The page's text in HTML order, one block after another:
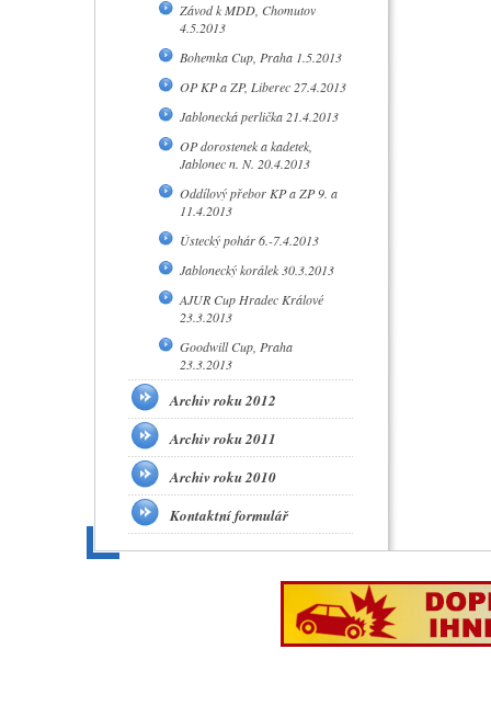
Závod k MDD, Chomutov
4.5.2013
Bohemka Cup, Praha 1.5.2013
OP KP a ZP, Liberec 27.4.2013
Jablonecká perlička 21.4.2013
OP dorostenek a kadetek,
Jablonec n. N. 20.4.2013
Oddílový přebor KP a ZP 9. a
11.4.2013
Ústecký pohár 6.-7.4.2013
Jablonecký korálek 30.3.2013
AJUR Cup Hradec Králové
23.3.2013
Goodwill Cup, Praha
23.3.2013
Archiv roku 2012
Archiv roku 2011
Archiv roku 2010
Kontaktní formulář